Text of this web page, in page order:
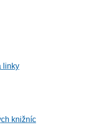
linky
knižníc